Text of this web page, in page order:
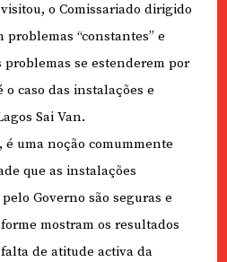
o Comissariado dirigido
“constantes” e
se estenderem por
o caso das instalações e
Sai Van.
é uma noção comummente
que as instalações
Governo são seguras e
mostram os resultados
de atitude activa da